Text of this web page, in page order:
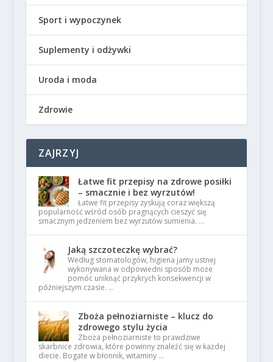
Sport i wypoczynek
Suplementy i odżywki
Uroda i moda
Zdrowie
ZAJRZYJ
Łatwe fit przepisy na zdrowe posiłki
– smacznie i bez wyrzutów!
Łatwe fit przepisy zyskują coraz większą
popularność wśród osób pragnących cieszyć się
smacznym jedzeniem bez wyrzutów sumienia. …
Jaką szczoteczkę wybrać?
Według stomatologów, higiena jamy ustnej
wykonywana w odpowiedni sposób może
pomóc uniknąć przykrych konsekwencji w
późniejszym czasie. …
Zboża pełnoziarniste – klucz do
zdrowego stylu życia
Zboża pełnoziarniste to prawdziwe
skarbnice zdrowia, które powinny znaleźć się w każdej
diecie. Bogate w błonnik, witaminy …